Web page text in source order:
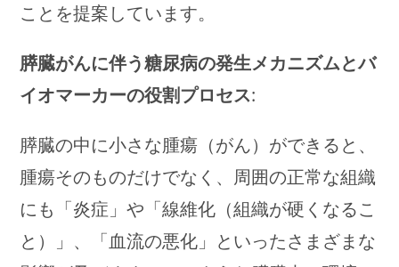
ことを提案しています。
膵臓がんに伴う糖尿病の発生メカニズムとバ
イオマーカーの役割プロセス:
膵臓の中に小さな腫瘍（がん）ができると、
腫瘍そのものだけでなく、周囲の正常な組織
にも「炎症」や「線維化（組織が硬くなるこ
と）」、「血流の悪化」といったさまざまな